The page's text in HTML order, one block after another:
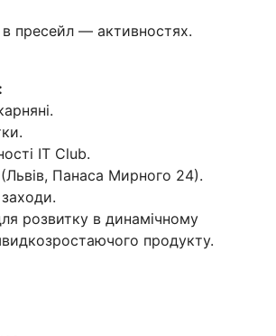
в пресейл — активностях.
IT Club.
Панаса Мирного 24).
розвитку в динамічному
продукту.